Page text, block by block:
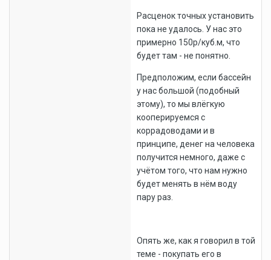
Расценок точных установить
пока не удалось. У нас это
примерно 150р/куб.м, что
будет там - не понятно.
Предположим, если бассейн
у нас большой (подобный
этому), то мы влёгкую
кооперируемся с
коррадоводами и в
принципе, денег на человека
получится немного, даже с
учётом того, что нам нужно
будет менять в нём воду
пару раз.
Опять же, как я говорил в той
теме - покупать его в